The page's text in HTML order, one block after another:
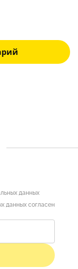
данных
данных согласен